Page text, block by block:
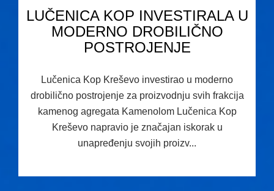
LUČENICA KOP INVESTIRALA U
MODERNO DROBILIČNO
POSTROJENJE
Lučenica Kop Kreševo investirao u moderno
drobilično postrojenje za proizvodnju svih frakcija
kamenog agregata Kamenolom Lučenica Kop
Kreševo napravio je značajan iskorak u
unapređenju svojih proizv...